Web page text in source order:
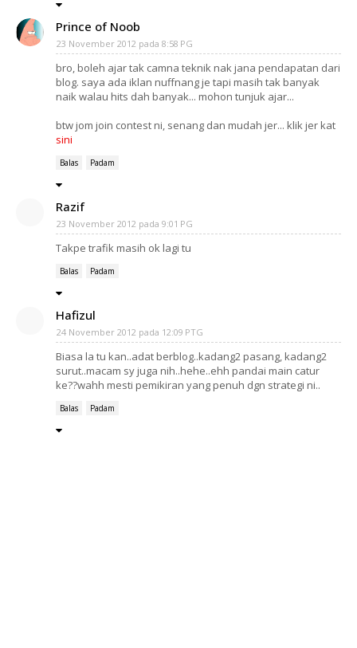
Prince of Noob
23 November 2012 pada 8:58 PG
bro, boleh ajar tak camna teknik nak jana pendapatan dari
blog. saya ada iklan nuffnang je tapi masih tak banyak
naik walau hits dah banyak... mohon tunjuk ajar...
btw jom join contest ni, senang dan mudah jer... klik jer kat
sini
Balas Padam
Razif
23 November 2012 pada 9:01 PG
Takpe trafik masih ok lagi tu
Balas Padam
Hafizul
24 November 2012 pada 12:09 PTG
Biasa la tu kan..adat berblog..kadang2 pasang, kadang2
surut..macam sy juga nih..hehe..ehh pandai main catur
ke??wahh mesti pemikiran yang penuh dgn strategi ni..
Balas Padam